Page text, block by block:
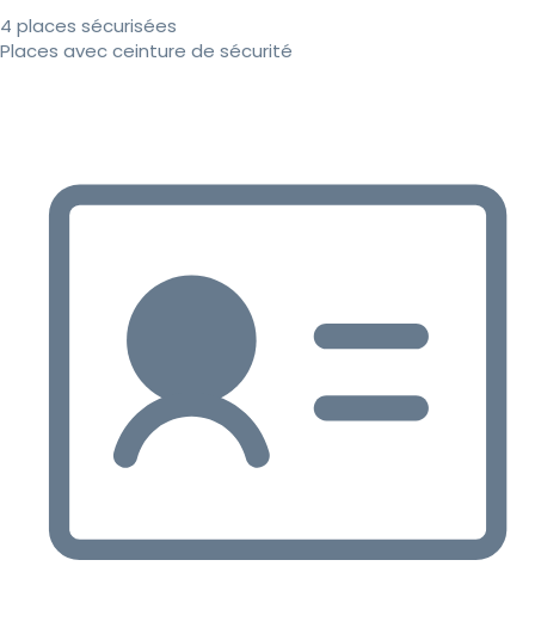
4 places sécurisées
Places avec ceinture de sécurité